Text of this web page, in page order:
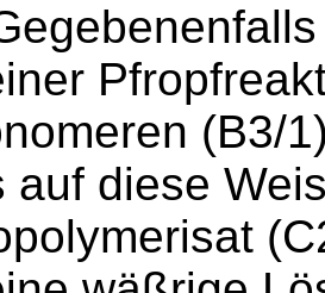
(B3/
auf diese